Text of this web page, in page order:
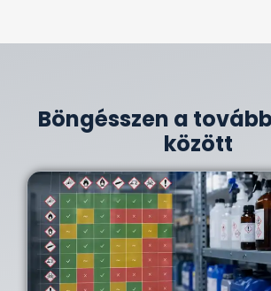
Böngésszen a
között